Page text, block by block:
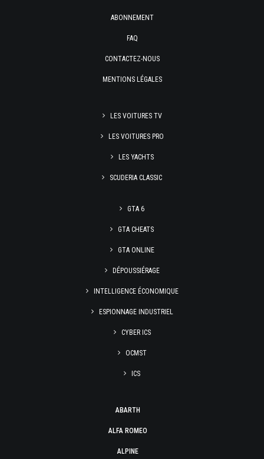
ABONNEMENT
FAQ
CONTACTEZ-NOUS
MENTIONS LÉGALES
LES VOITURES TV
LES VOITURES PRO
LES YACHTS
SCUDERIA CLASSIC
GTA 6
GTA CHEATS
GTA ONLINE
DÉPOUSSIÉRAGE
INTELLIGENCE ÉCONOMIQUE
ESPIONNAGE INDUSTRIEL
CYBER ICS
OCMST
ICS
ABARTH
ALFA ROMEO
ALPINE